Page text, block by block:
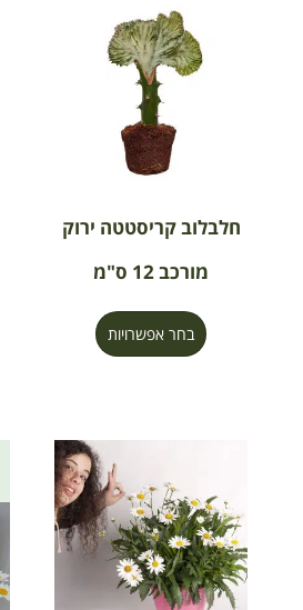
חלבלוב קריסטטה ירוק
מורכב 12 ס"מ
בחר אפשרויות